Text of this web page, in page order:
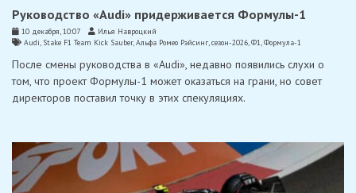
Руководство «Audi» придерживается Формулы-1
10 декабря, 10:07
Илья Навроцкий
Audi, Stake F1 Team Kick Sauber,Альфа Ромео Рэйсинг,сезон-2026,Ф1,Формула-1
После смены руководства в «Audi», недавно появились слухи о
том, что проект Формулы-1 может оказаться на грани, но совет
директоров поставил точку в этих спекуляциях.